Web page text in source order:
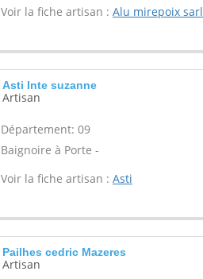
Voir la fiche artisan : Alu mirepoix sarl
Asti Inte suzanne
Artisan
Département: 09
Baignoire à Porte -
Voir la fiche artisan : Asti
Pailhes cedric Mazeres
Artisan